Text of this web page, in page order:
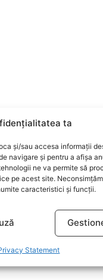
ta
și/sau accesa informații
navigare și pentru a afișa
ne va permite să
pe acest site.
caracteristici și funcții.
Statement